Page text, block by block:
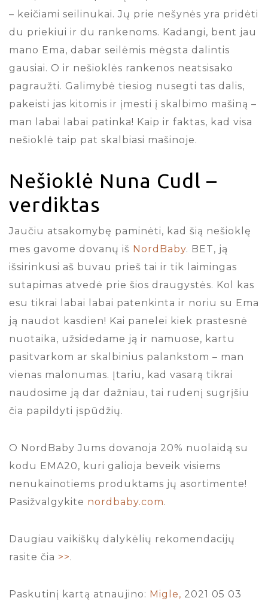
– keičiami seilinukai. Jų prie nešynės yra pridėti
du priekiui ir du rankenoms. Kadangi, bent jau
mano Ema, dabar seilėmis mėgsta dalintis
gausiai. O ir nešioklės rankenos neatsisako
pagraužti. Galimybė tiesiog nusegti tas dalis,
pakeisti jas kitomis ir įmesti į skalbimo mašiną –
man labai labai patinka! Kaip ir faktas, kad visa
nešioklė taip pat skalbiasi mašinoje.
Nešioklė Nuna Cudl –
verdiktas
Jaučiu atsakomybę paminėti, kad šią nešioklę
mes gavome dovanų iš NordBaby. BET, ją
išsirinkusi aš buvau prieš tai ir tik laimingas
sutapimas atvedė prie šios draugystės. Kol kas
esu tikrai labai labai patenkinta ir noriu su Ema
ją naudot kasdien! Kai panelei kiek prastesnė
nuotaika, užsidedame ją ir namuose, kartu
pasitvarkom ar skalbinius palankstom – man
vienas malonumas. Įtariu, kad vasarą tikrai
naudosime ją dar dažniau, tai rudenį sugrįšiu
čia papildyti įspūdžių.
O NordBaby Jums dovanoja 20% nuolaidą su
kodu EMA20, kuri galioja beveik visiems
nenukainotiems produktams jų asortimente!
Pasižvalgykite nordbaby.com.
Daugiau vaikiškų dalykėlių rekomendacijų
rasite čia >>.
Paskutinį kartą atnaujino: Migle, 2021 05 03